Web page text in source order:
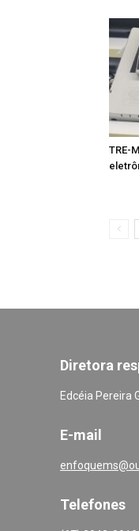
TRE-
Diretora
Edcéia Pereira
E-mail
Telefones